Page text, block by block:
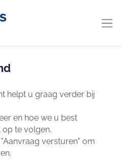
helpt u graag verder bij
en hoe we u best
op te volgen.
versturen" om